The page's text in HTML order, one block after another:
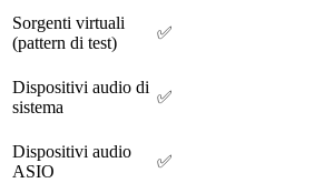
Sorgenti virtuali
(pattern di test)
✅
Dispositivi audio di
sistema
✅
Dispositivi audio
ASIO
✅